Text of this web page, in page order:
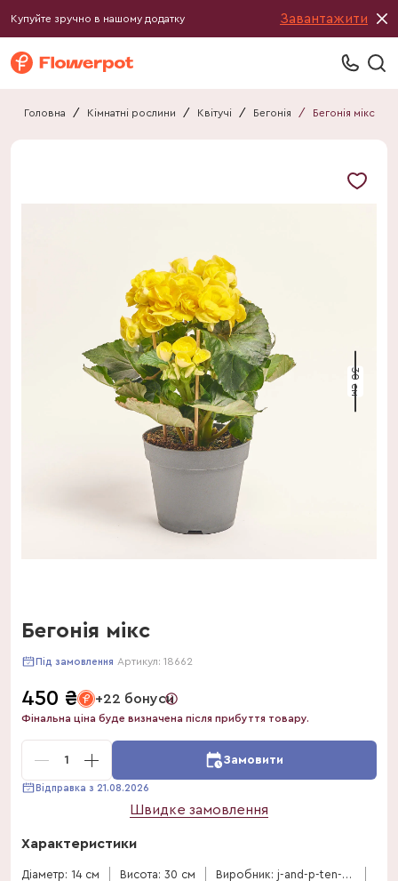
Купуйте зручно в нашому додатку Завантажити
Головна / Кімнатні рослини / Квітучі / Бегонія / Бегонія мікс
30 см
Бегонія мікс
Під замовлення Артикул: 18662
450 ₴ +22 бонуси
Фінальна ціна буде визначена після прибуття товару.
1 Замовити
Відправка з 21.08.2026
Швидке замовлення
Характеристики
Діаметр: 14 см Висота: 30 см
Виробник: j-and-p-ten-have